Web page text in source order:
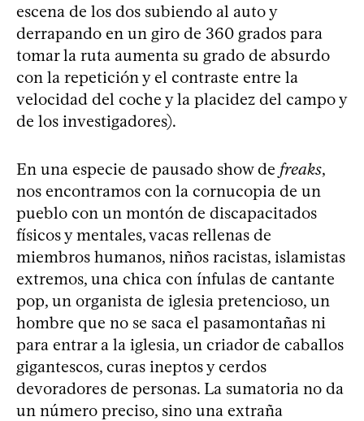
escena de los dos subiendo al auto y
derrapando en un giro de 360 grados para
tomar la ruta aumenta su grado de absurdo
con la repetición y el contraste entre la
velocidad del coche y la placidez del campo y
de los investigadores).
En una especie de pausado show de freaks,
nos encontramos con la cornucopia de un
pueblo con un montón de discapacitados
físicos y mentales, vacas rellenas de
miembros humanos, niños racistas, islamistas
extremos, una chica con ínfulas de cantante
pop, un organista de iglesia pretencioso, un
hombre que no se saca el pasamontañas ni
para entrar a la iglesia, un criador de caballos
gigantescos, curas ineptos y cerdos
devoradores de personas. La sumatoria no da
un número preciso, sino una extraña